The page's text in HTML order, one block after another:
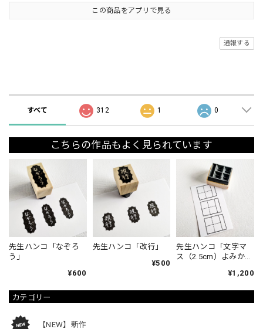
カテゴリー
【NEW】新作
この商品をアプリで見る
通報する
すべて 312 1 0
こちらの作品もよく見られています
先生ハンコ「なぞろ
う」
¥600
先生ハンコ「改行」
¥500
先生ハンコ「文字マ
ス（2.5cm）よみか
¥1,200